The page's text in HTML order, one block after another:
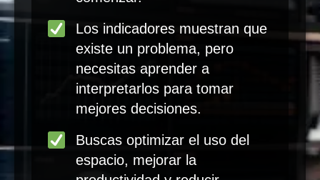
Los indicadores muestran que
existe un problema, pero
necesitas aprender a
interpretarlos para tomar
mejores decisiones.
Buscas optimizar el uso del
espacio, mejorar la